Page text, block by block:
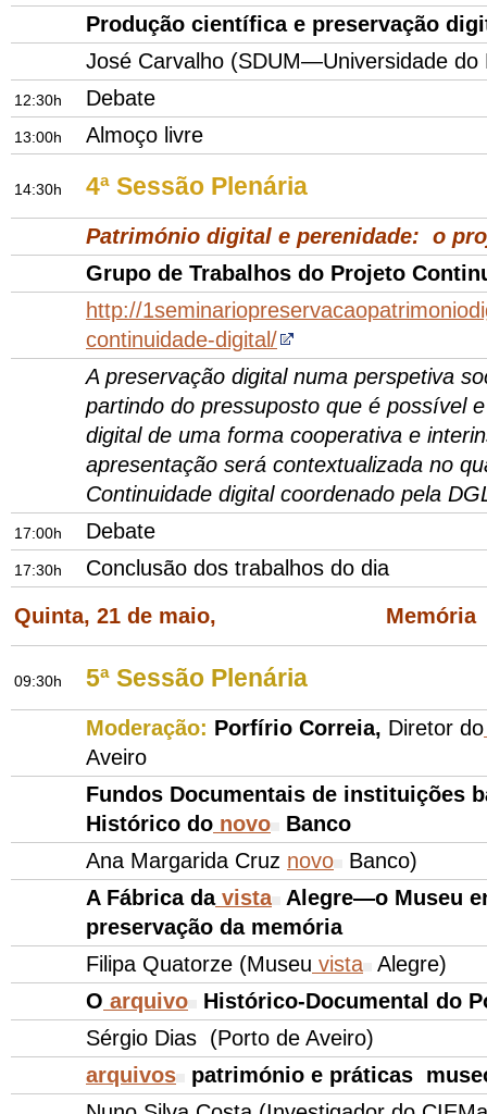
Produção científica e preservação
José Carvalho (SDUM—Universidade do
12:30h Debate
13:00h Almoço livre
14:30h 4ª Sessão Plenária
Património digital e perenidade: o
Grupo de Trabalhos do Projeto
http://
continuidade-digital/
A preservação digital numa perspetiva
partindo do pressuposto que é possível
digital de uma forma cooperativa e
apresentação será contextualizada no
Continuidade digital coordenado pela
17:00h Debate
17:30h
Conclusão dos trabalhos do dia
Quinta, 21 de maio, Memória
09:30h 5ª Sessão Plenária
Moderação: Porfírio Correia, Diretor do
Aveiro
Fundos Documentais de instituições
Histórico do novo
Banco
Ana Margarida Cruz novo
Banco)
A Fábrica davista
Alegre—o Museu
preservação da memória
Filipa Quatorze (Museu vista Alegre)
O arquivo
Histórico-Documental do
Sérgio Dias (Porto de Aveiro)
arquivos
património e práticas